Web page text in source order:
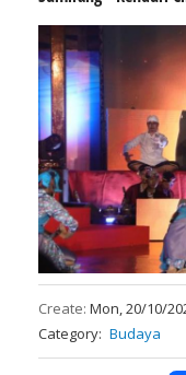
Create: Mon, 20/10/
Category Budaya